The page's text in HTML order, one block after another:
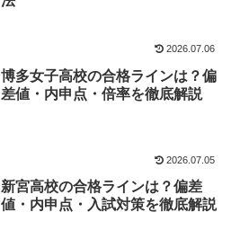
2026.07.06
博多女子高校の合格ラインは？偏
差値・内申点・倍率を徹底解説
2026.07.05
新宮高校の合格ラインは？偏差
値・内申点・入試対策を徹底解説